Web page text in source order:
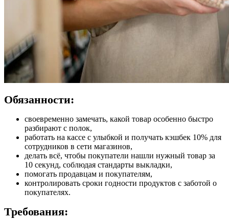
Обязанности:
своевременно замечать, какой товар особенно быстро
разбирают с полок,
работать на кассе с улыбкой и получать кэшбек 10% для
сотрудников в сети магазинов,
делать всё, чтобы покупатели нашли нужный товар за
10 секунд, соблюдая стандарты выкладки,
помогать продавцам и покупателям,
контролировать сроки годности продуктов с заботой о
покупателях.
Требования: